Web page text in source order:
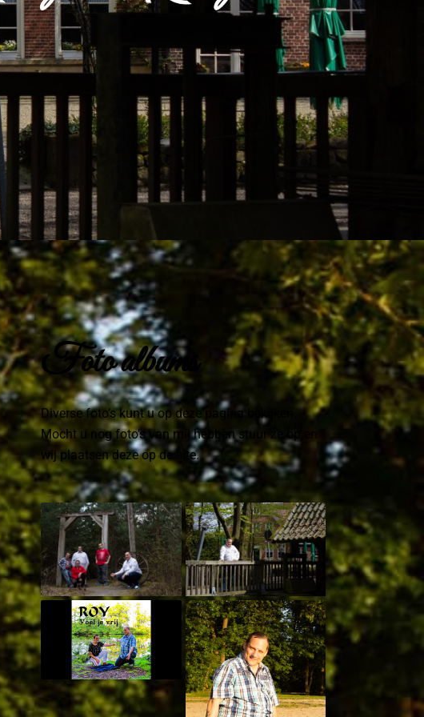
Foto albums
Diverse foto’s kunt u op deze pagina bekijken.
Mocht u nog foto’s van mij hebben stuur ze op en
wij plaatsen deze op de site.